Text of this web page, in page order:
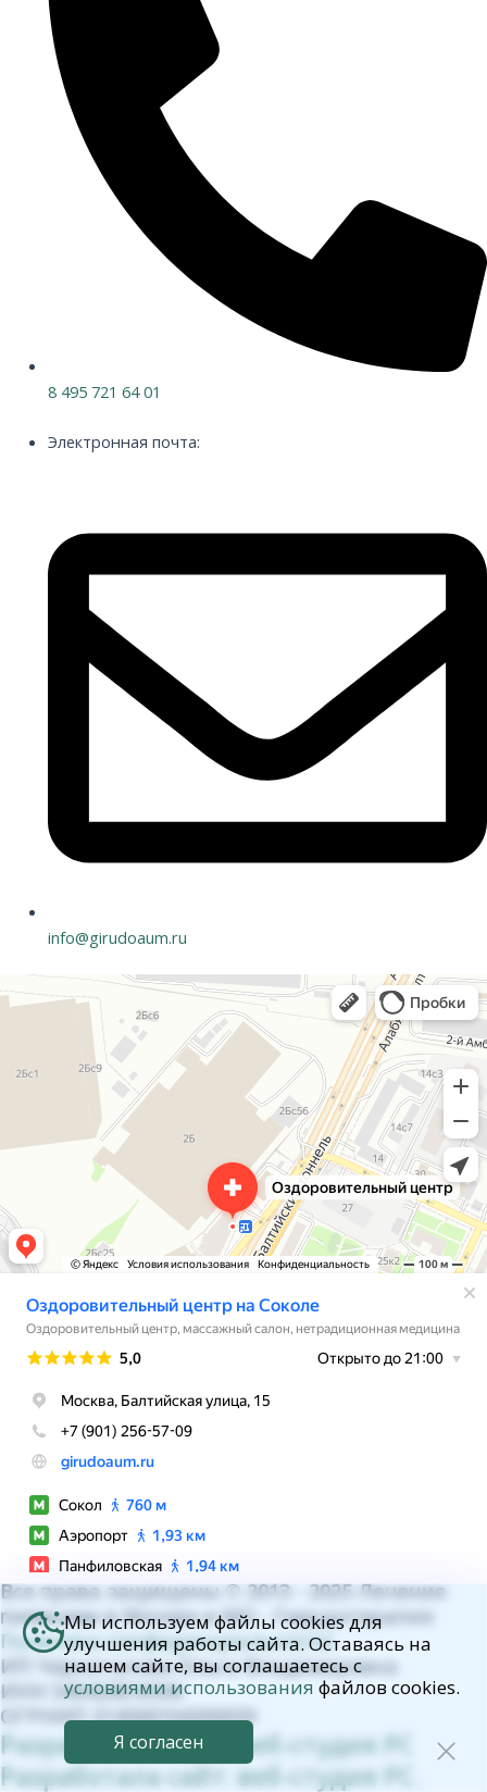
8 495 721 64 01
Электронная почта:
info@girudoaum.ru
Все права защищены © 2013 - 2025 Лечение
пиявками в Москве и МО - Гирудотерапия
Политика конфиденциальности.
ИП Черноталова Ольга Владимировна
ИНН 540420816506
ОГРНИП 314500104300039
Разработала сайт: веб-студия РС
Разработала сайт: веб-студия РС.
Мы используем файлы cookies для
улучшения работы сайта. Оставаясь на
нашем сайте, вы соглашаетесь с
условиями использования файлов cookies.
Я согласен